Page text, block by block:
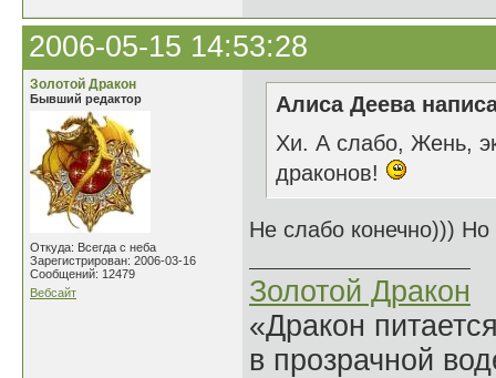
2006-05-15 14:53:28
Золотой Дракон
Бывший редактор
Откуда: Всегда с неба
Зарегистрирован: 2006-03-16
Сообщений: 12479
Вебсайт
Алиса Деева
Хи. А слабо, Жень,
драконов!
Не слабо конечно)))
Золотой Дракон
«Дракон
в прозрачной